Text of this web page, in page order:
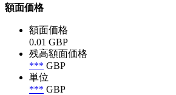
額面価格
額面価格
0.01 GBP
残高額面価格
*** GBP
単位
*** GBP